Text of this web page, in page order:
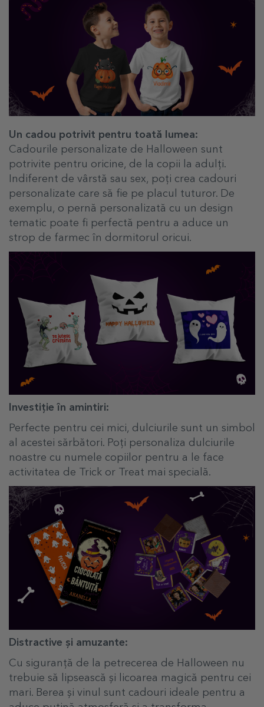
Un cadou potrivit pentru toată lumea:
Cadourile personalizate de Halloween sunt
potrivite pentru oricine, de la copii la adulți.
Indiferent de vârstă sau sex, poți crea cadouri
personalizate care să fie pe placul tuturor. De
exemplu, o pernă personalizată cu un design
tematic poate fi perfectă pentru a aduce un
strop de farmec în dormitorul oricui.
Investiție în amintiri:
Perfecte pentru cei mici, dulciurile sunt un simbol
al acestei sărbători. Poți personaliza dulciurile
noastre cu numele copiilor pentru a le face
activitatea de Trick or Treat mai specială.
Distractive și amuzante:
Cu siguranță de la petrecerea de Halloween nu
trebuie să lipsească și licoarea magică pentru cei
mari. Berea și vinul sunt cadouri ideale pentru a